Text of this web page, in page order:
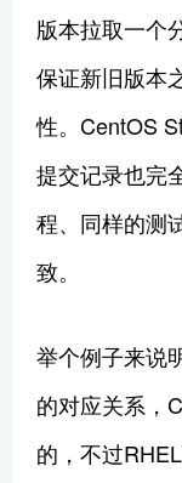
版本拉取一个
保证新旧版本
性。CentOS
提交记录也完
程、同样的测
致。
举个例子来说
的对应关系，
的，不过